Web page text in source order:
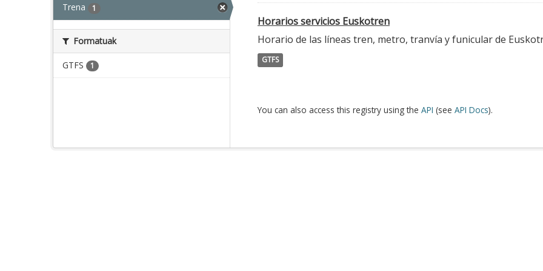
Trena 1
Formatuak
GTFS 1
Horarios servicios Euskotren
Horario de las líneas tren, metro, tranvía y funicular de
GTFS
You can also access this registry using the API (see API Docs).